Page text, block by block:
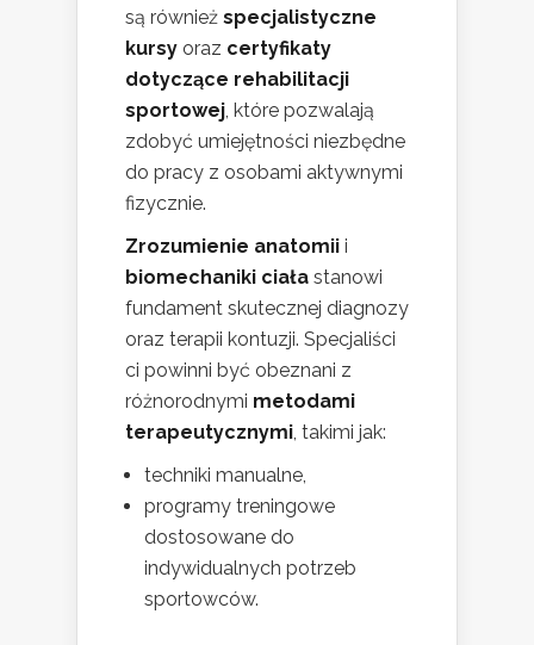
są również specjalistyczne
kursy oraz certyfikaty
dotyczące rehabilitacji
sportowej, które pozwalają
zdobyć umiejętności niezbędne
do pracy z osobami aktywnymi
fizycznie.
Zrozumienie anatomii i
biomechaniki ciała stanowi
fundament skutecznej diagnozy
oraz terapii kontuzji. Specjaliści
ci powinni być obeznani z
różnorodnymi metodami
terapeutycznymi, takimi jak:
techniki manualne,
programy treningowe
dostosowane do
indywidualnych potrzeb
sportowców.